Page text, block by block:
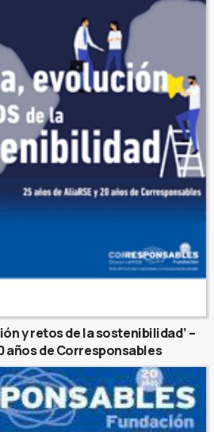
y retos de la sostenibilidad’ –
años de Corresponsables